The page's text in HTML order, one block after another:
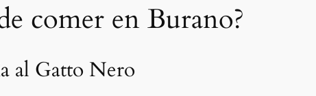
comer en Burano?
al Gatto Nero